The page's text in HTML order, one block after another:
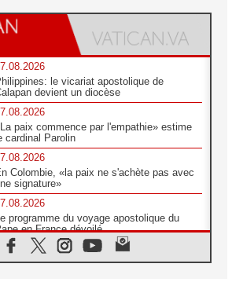
le vicariat apostolique de
devient un diocèse
paix commence par l'empathie» estime
cardinal Parolin
Colombie, «la paix ne s'achète pas avec
signature»
programme du voyage apostolique du
en France dévoilé
07.08.2026
Conférence continentale sur l'éducation